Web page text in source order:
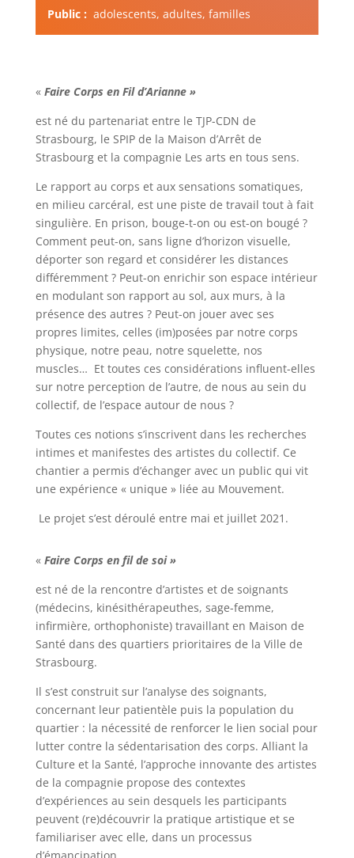
Public : adolescents, adultes, familles
« Faire Corps en Fil d’Arianne»
est né du partenariat entre le TJP-CDN de
Strasbourg, le SPIP de la Maison d’Arrêt de
Strasbourg et la compagnie Les arts en tous sens.
Le rapport au corps et aux sensations somatiques,
en milieu carcéral, est une piste de travail tout à fait
singulière. En prison, bouge-t-on ou est-on bougé ?
Comment peut-on, sans ligne d’horizon visuelle,
déporter son regard et considérer les distances
différemment ? Peut-on enrichir son espace intérieur
en modulant son rapport au sol, aux murs, à la
présence des autres ? Peut-on jouer avec ses
propres limites, celles (im)posées par notre corps
physique, notre peau, notre squelette, nos
muscles… Et toutes ces considérations influent-elles
sur notre perception de l’autre, de nous au sein du
collectif, de l’espace autour de nous ?
Toutes ces notions s’inscrivent dans les recherches
intimes et manifestes des artistes du collectif. Ce
chantier a permis d’échanger avec un public qui vit
une expérience « unique » liée au Mouvement.
Le projet s’est déroulé entre mai et juillet 2021.
« Faire Corps en fil de soi»
est né de la rencontre d’artistes et de soignants
(médecins, kinésithérapeuthes, sage-femme,
infirmière, orthophoniste) travaillant en Maison de
Santé dans des quartiers prioritaires de la Ville de
Strasbourg.
Il s’est construit sur l’analyse des soignants,
concernant leur patientèle puis la population du
quartier : la nécessité de renforcer le lien social pour
lutter contre la sédentarisation des corps. Alliant la
Culture et la Santé, l’approche innovante des artistes
de la compagnie propose des contextes
d’expériences au sein desquels les participants
peuvent (re)découvrir la pratique artistique et se
familiariser avec elle, dans un processus